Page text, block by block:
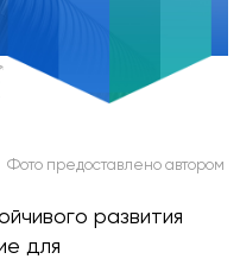
Фото предоставлено автором
развития
для